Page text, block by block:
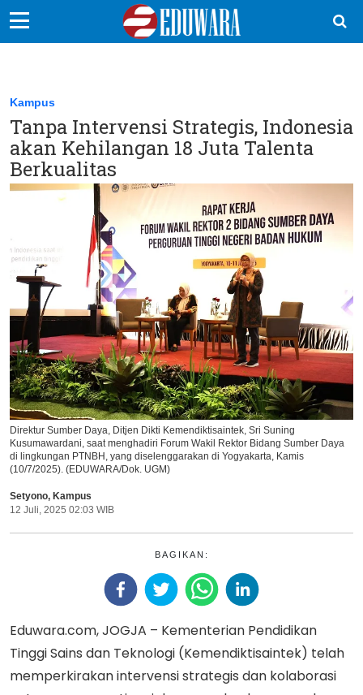
Sekolah Kita
Vokasi
Kampus
Idea
EduDana
Ikuti Kami di:
Kampus
Tanpa Intervensi Strategis, Indonesia
akan Kehilangan 18 Juta Talenta
Berkualitas
Direktur Sumber Daya, Ditjen Dikti Kemendiktisaintek, Sri Suning
Kusumawardani, saat menghadiri Forum Wakil Rektor Bidang Sumber Daya
di lingkungan PTNBH, yang diselenggarakan di Yogyakarta, Kamis
(10/7/2025). (EDUWARA/Dok. UGM)
Setyono, Kampus
12 Juli, 2025 02:03 WIB
BAGIKAN:
Eduwara.com, JOGJA – Kementerian Pendidikan
Tinggi Sains dan Teknologi (Kemendiktisaintek) telah
memperkirakan intervensi strategis dan kolaborasi